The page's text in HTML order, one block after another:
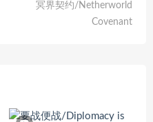
冥界契约/Netherworld
Covenant